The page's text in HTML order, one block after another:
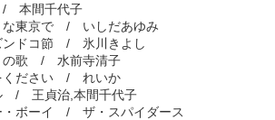
本間千代子
東京で / いしだあゆみ
ドコ節 / 氷川きよし
歌 / 水前寺清子
ださい / れいか
/ 王貞治,本間千代子
・ボーイ / ザ・スパイダース